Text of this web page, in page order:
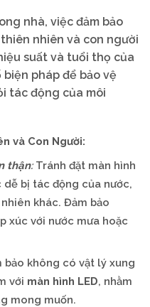
nhà, việc đảm bảo
nhiên và con người
suất và tuổi thọ của
biện pháp để bảo vệ
tác động của môi
và Con Người:
thận:Tránh đặt màn hình
dễ bị tác động của nước,
khác. Đảm bảo
xúc với nước mưa hoặc
không có vật lý xung
với màn hình LED, nhằm
mong muốn.